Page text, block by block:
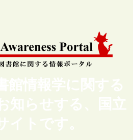
館情報学に関する
知らせする、国立
イトです。